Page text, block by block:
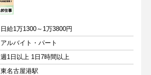
日給1万1300～1万3800円
アルバイト・パート
週1日以上 1日7時間以上
東名古屋港駅